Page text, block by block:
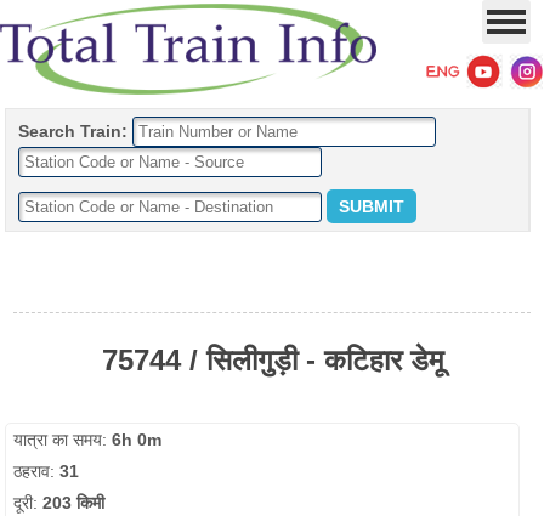
Search Train:
75744 / सिलीगुड़ी - कटिहार डेमू
यात्रा का समय:6h 0m
ठहराव:31
दूरी:203 किमी